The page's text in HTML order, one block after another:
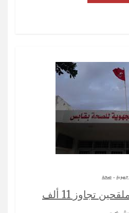
جهوية . صحة
قابس : عدد الملقحين تجاوز 11 ألف